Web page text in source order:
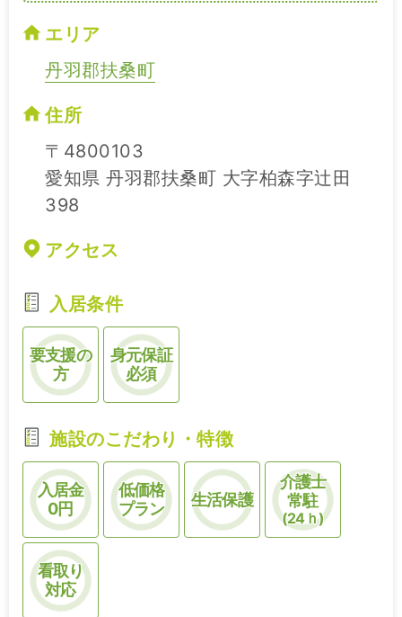
エリア
丹羽郡扶桑町
住所
〒4800103
愛知県 丹羽郡扶桑町 大字柏森字辻田
398
アクセス
入居条件
要支援の
方
身元保証
必須
施設のこだわり・特徴
入居金
0円
低価格
プラン
生活保護
介護士
常駐
(24ｈ)
看取り
対応